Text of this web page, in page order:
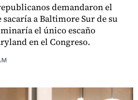
demandaron el
a Baltimore Sur de su
el único escaño
en el Congreso.